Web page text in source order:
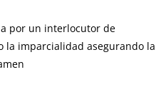
por un interlocutor de
la imparcialidad asegurando la